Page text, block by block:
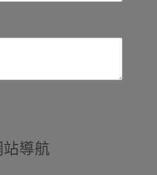
站導航